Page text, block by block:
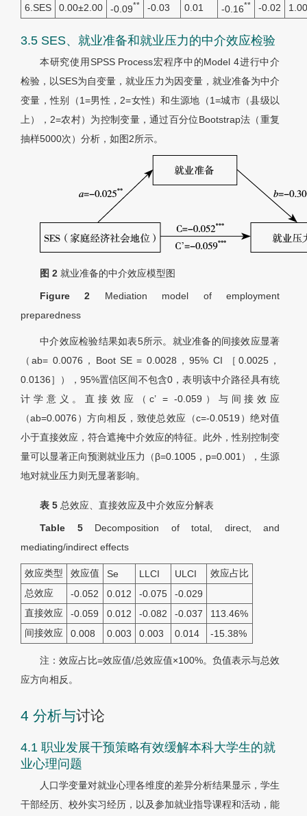
6.SES 0.00±2.00 -0.09** -0.03 0.01 -0.16** -0.02 1.00
3.5 SES、就业准备和就业压力的中介效应检验
本研究使用SPSS Process宏程序中的Model 4进行中介
检验，以SES为自变量，就业压力为因变量，就业准备为中介
变量，性别（1=男性，2=女性）和生源地（1=城市（县级以
上），2=农村）为控制变量，通过百分位Bootstrap法（重复
抽样5000次）分析，如图2所示。
图 2 就业准备的中介效应模型图
Figure 2 Mediation model of employment
preparedness
中介效应检验结果如表5所示。就业准备的间接效应显著
（ab= 0.0076，Boot SE = 0.0028，95% CI ［0.0025，
0.0136］），95%置信区间不包含0，表明该中介路径具有统
计学意义。直接效应（c’ = -0.059）与间接效应
（ab=0.0076）方向相反，致使总效应（c=-0.0519）绝对值
小于直接效应，符合遮掩中介效应的特征。此外，性别控制变
量可以显著正向预测就业压力（β=0.1005，p=0.001），生源
地对就业压力则无显著影响。
表 5 总效应、直接效应及中介效应分解表
Table 5 Decomposition of total, direct, and
mediating/indirect effects
效应类型 效应值 Se LLCI ULCI
效应占比
总效应
-0.052 0.012 -0.075
-0.029
直接效应
-0.059 0.012 -0.082 -0.037
113.46%
间接效应
0.008 0.003 0.003 0.014 -15.38%
注：效应占比=效应值/总效应值×100%。负值表示与总效
应方向相反。
4 分析与讨论
4.1 职业发展干预策略有效缓解本科大学生的就
业心理问题
人口学变量对就业心理各维度的差异分析结果显示，学生
干部经历、校外实习经历，以及参加就业指导课程和活动，能